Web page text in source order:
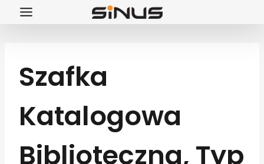
Przejdź
Szafka
Katalogowa
Biblioteczna, Typ